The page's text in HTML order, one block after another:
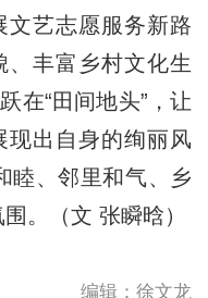
文艺志愿服务新路
、丰富乡村文化生
在“田间地头”，让
现出自身的绚丽风
睦、邻里和气、乡
。（文 张瞬晗）
编辑：徐文龙